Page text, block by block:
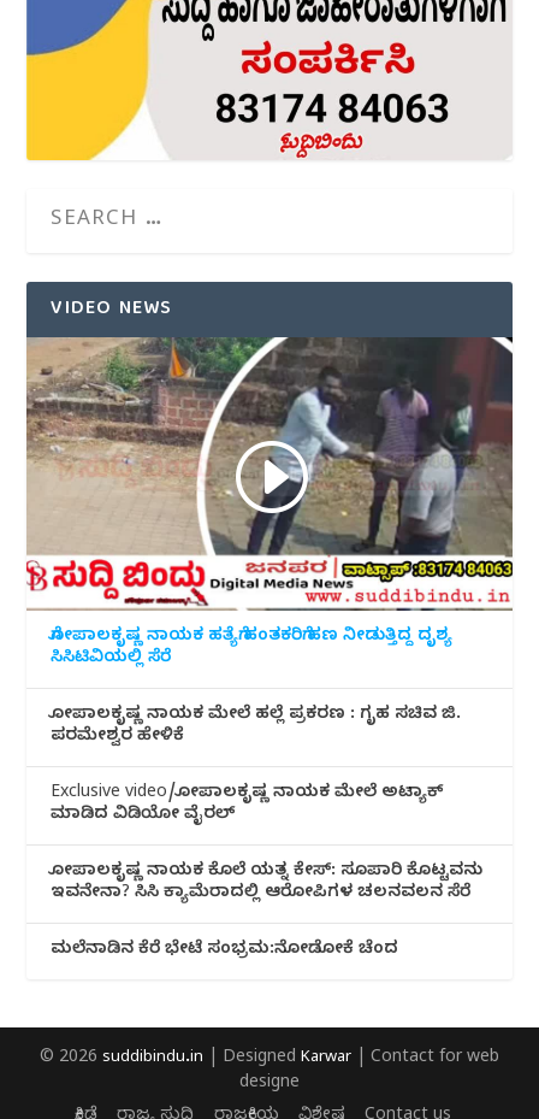
VIDEO NEWS
ಗೋಪಾಲಕೃಷ್ಣ ನಾಯಕ ಹತ್ಯೆಗೆ ಹಂತಕರಿಗೆ ಹಣ ನೀಡುತ್ತಿದ್ದ ದೃಶ್ಯ
ಸಿಸಿಟಿವಿಯಲ್ಲಿ ಸೆರೆ
ಗೋಪಾಲಕೃಷ್ಣ ನಾಯಕ ಮೇಲೆ ಹಲ್ಲೆ ಪ್ರಕರಣ : ಗೃಹ ಸಚಿವ ಜಿ.
ಪರಮೇಶ್ವರ ಹೇಳಿಕೆ
Exclusive video/ಗೋಪಾಲಕೃಷ್ಣ ನಾಯಕ ಮೇಲೆ ಅಟ್ಯಾಕ್
ಮಾಡಿದ ವಿಡಿಯೋ ವೈರಲ್
ಗೋಪಾಲಕೃಷ್ಣ ನಾಯಕ ಕೊಲೆ ಯತ್ನ ಕೇಸ್: ಸೂಪಾರಿ ಕೊಟ್ಟವನು
ಇವನೇನಾ? ಸಿಸಿ ಕ್ಯಾಮೆರಾದಲ್ಲಿ ಆರೋಪಿಗಳ ಚಲನವಲನ ಸೆರೆ
ಮಲೆನಾಡಿ‌ನ ಕೆರೆ ಭೇಟೆ ಸಂಭ್ರಮ:ನೋಡೋಕೆ ಚೆಂದ
© 2026 suddibindu.in | Designed Karwar | Contact for web
designe